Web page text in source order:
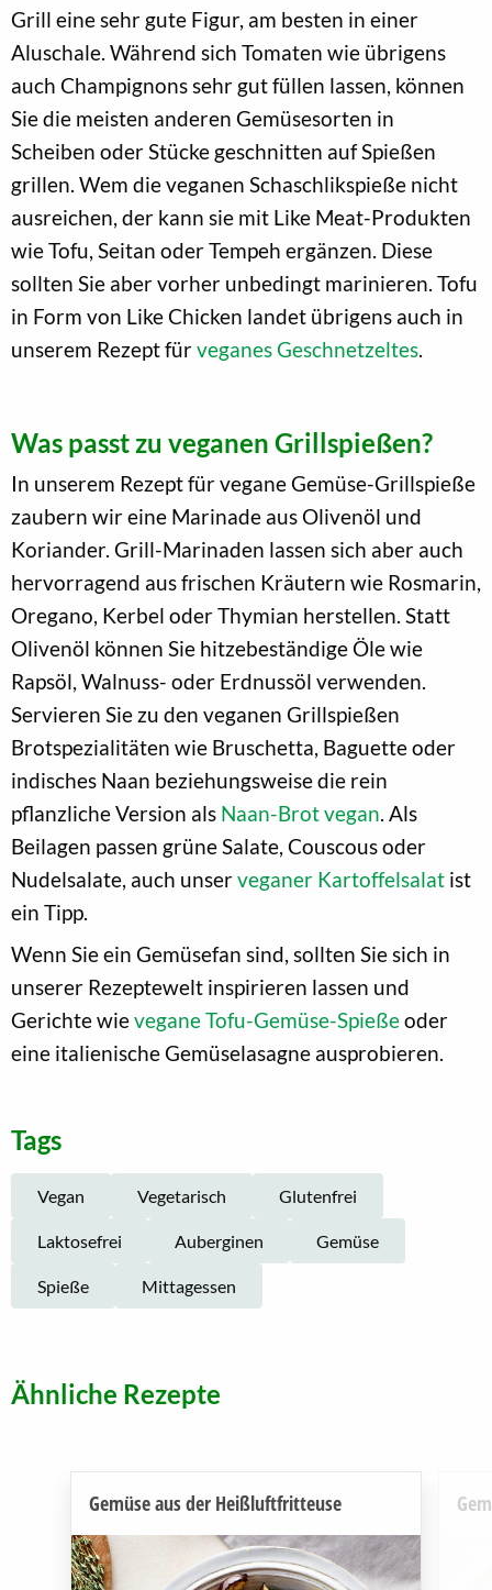
Grill eine sehr gute Figur, am besten in einer
Aluschale. Während sich Tomaten wie übrigens
auch Champignons sehr gut füllen lassen, können
Sie die meisten anderen Gemüsesorten in
Scheiben oder Stücke geschnitten auf Spießen
grillen. Wem die veganen Schaschlikspieße nicht
ausreichen, der kann sie mit Like Meat-Produkten
wie Tofu, Seitan oder Tempeh ergänzen. Diese
sollten Sie aber vorher unbedingt marinieren. Tofu
in Form von Like Chicken landet übrigens auch in
unserem Rezept fürveganes Geschnetzeltes.
Was passt zu veganen Grillspießen?
In unserem Rezept für vegane Gemüse-Grillspieße
zaubern wir eine Marinade aus Olivenöl und
Koriander. Grill-Marinaden lassen sich aber auch
hervorragend aus frischen Kräutern wie Rosmarin,
Oregano, Kerbel oder Thymian herstellen. Statt
Olivenöl können Sie hitzebeständige Öle wie
Rapsöl, Walnuss- oder Erdnussöl verwenden.
Servieren Sie zu den veganen Grillspießen
Brotspezialitäten wie Bruschetta, Baguette oder
indisches Naan beziehungsweise die rein
pflanzliche Version als Naan-Brot vegan. Als
Beilagen passen grüne Salate, Couscous oder
Nudelsalate, auch unserveganer Kartoffelsalat ist
ein Tipp.
Wenn Sie ein Gemüsefan sind, sollten Sie sich in
unserer Rezeptewelt inspirieren lassen und
Gerichte wievegane Tofu-Gemüse-Spießeoder
eine italienische Gemüselasagne ausprobieren.
Tags
Vegan Vegetarisch Glutenfrei
Laktosefrei Auberginen Gemüse
Spieße Mittagessen
Ähnliche Rezepte
Gemüse aus der Heißluftfritteuse